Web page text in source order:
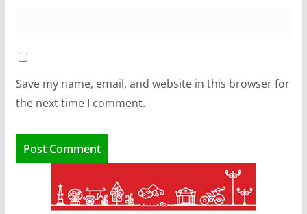
Save my name, email, and website in this browser for
the next time I comment.